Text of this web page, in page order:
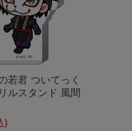
若君 ついてっく
ルスタンド 風間
)